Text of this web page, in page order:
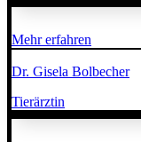
Mehr erfahren
Dr. Gisela Bolbecher
Tierärztin